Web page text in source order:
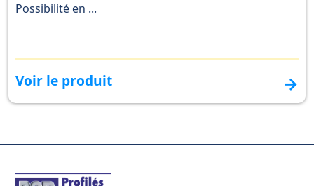
Possibilité en ...
Voir le produit →